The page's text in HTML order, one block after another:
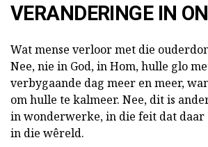
VERANDERINGE IN
Wat mense verloor met die
Nee, nie in God, in Hom, hulle glo
verbygaande dag meer en meer,
om hulle te kalmeer. Nee, dit is
in wonderwerke, in die feit dat
in die wêreld.